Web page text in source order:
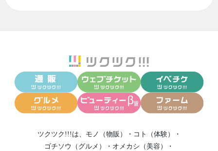
ツクツク!!!は、 モノ（物販） ・ コト（体験）
・
ゴチソウ（グルメ）
・ オメカシ（美容）
・